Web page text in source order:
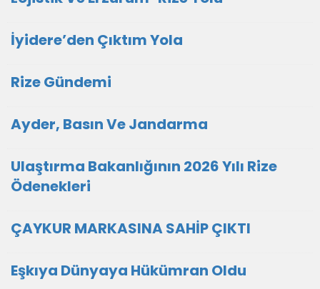
İyidere’den Çıktım Yola
Rize Gündemi
Ayder, Basın Ve Jandarma
Ulaştırma Bakanlığının 2026 Yılı Rize
Ödenekleri
ÇAYKUR MARKASINA SAHİP ÇIKTI
Eşkıya Dünyaya Hükümran Oldu